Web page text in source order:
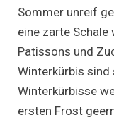
Sommer unreif
eine zarte
Patissons und
Winterkürbis
Winterkürbisse
ersten Frost